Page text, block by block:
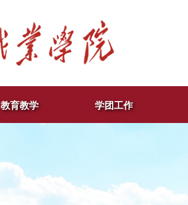
教育教学 学团工作